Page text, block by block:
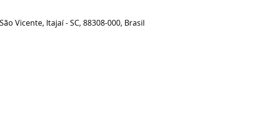
Vicente, Itajaí - SC, 88308-000, Brasil